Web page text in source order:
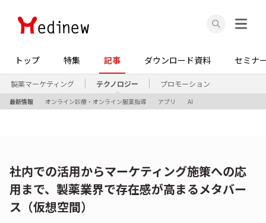
トップ 特集 記事 ダウンロード資料 セミナ
製薬マーケティング テクノロジー プロモーション
最新情報 オンライン診療・オンライン服薬指導 アプリ AI
社内での活用からマーケティング施策への応
用まで、製薬業界で存在感が高まるメタバー
ス（仮想空間）